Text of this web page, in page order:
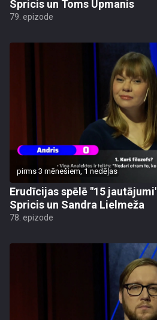
Spricis un Toms Upmanis
79. epizode
pirms 3 mēnešiem, 1 nedēļas
Erudīcijas spēlē "15
Spricis un Sandra Lielmeža
78. epizode